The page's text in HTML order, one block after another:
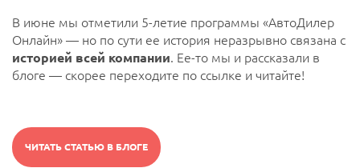
В июне мы отметили 5-летие программы «АвтоДилер
Онлайн» — но по сути ее история неразрывно связана с
историей всей компании . Ее-то мы и рассказали в
блоге — скорее переходите по ссылке и читайте!
ЧИТАТЬ СТАТЬЮ В БЛОГЕ